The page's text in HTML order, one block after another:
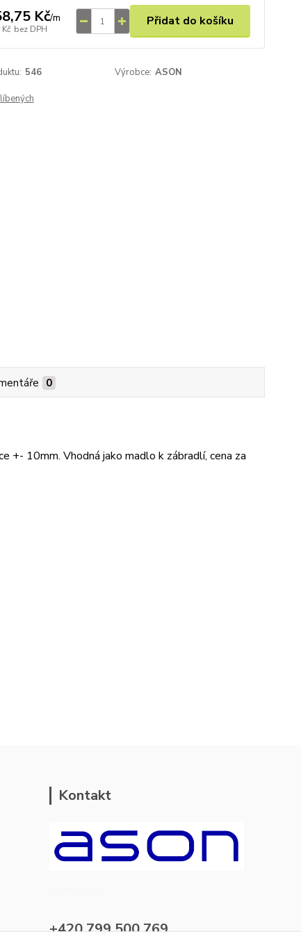
Kč/m
bez DPH
Přidat do košíku
546 Výrobce: ASON
0
10mm. Vhodná jako madlo k zábradlí, cena za
Kontakt
+420 799 500 769